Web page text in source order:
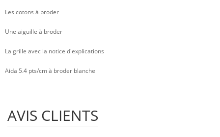
Les cotons à broder
Une aiguille à broder
La grille avec la notice d'explications
Aida 5.4 pts/cm à broder blanche
AVIS CLIENTS